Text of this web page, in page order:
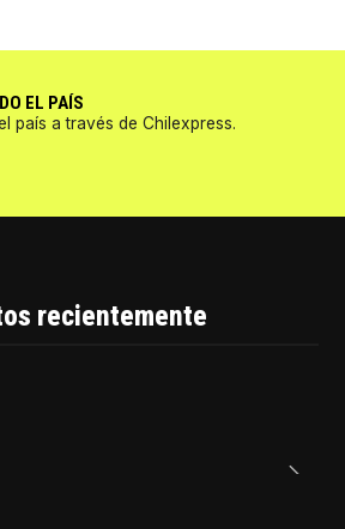
EL PAÍS
país a través de Chilexpress.
recientemente